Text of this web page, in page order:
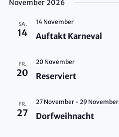
November 2026
SA.
14
14 November
Auftakt Karneval
FR.
20
20 November
Reserviert
FR.
27
27 November - 29 November
Dorfweihnacht